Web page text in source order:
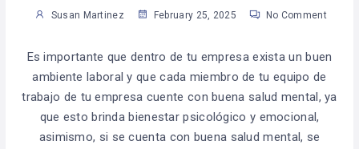
Susan Martinez February 25, 2025 No Comment
Es importante que dentro de tu empresa exista un buen
ambiente laboral y que cada miembro de tu equipo de
trabajo de tu empresa cuente con buena salud mental, ya
que esto brinda bienestar psicológico y emocional,
asimismo, si se cuenta con buena salud mental, se